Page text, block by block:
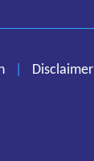
Privacy
| Disclaimer